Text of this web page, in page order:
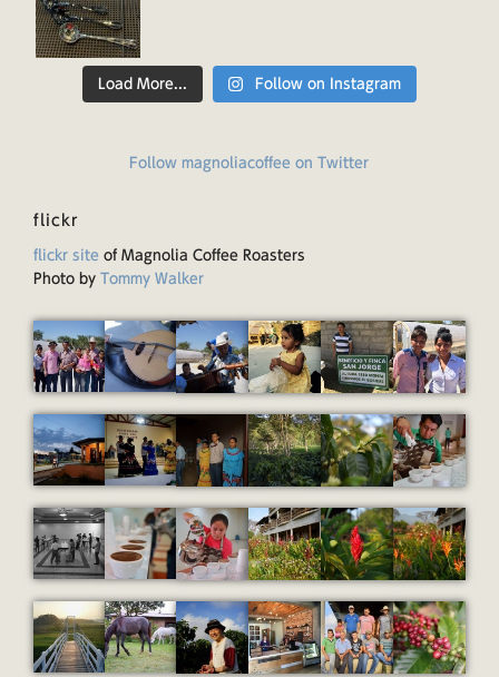
Load More... Follow on Instagram
Follow magnoliacoffee on Twitter
flickr
flickr site of Magnolia Coffee Roasters
Photo by Tommy Walker